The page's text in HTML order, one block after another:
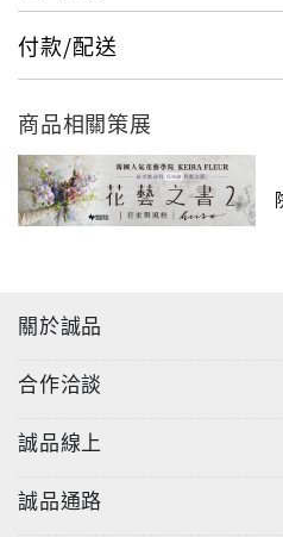
付款/配送
商品相關策展
關於誠品
合作洽談
誠品線上
誠品通路